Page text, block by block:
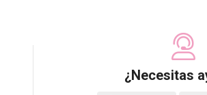
¿Necesitas